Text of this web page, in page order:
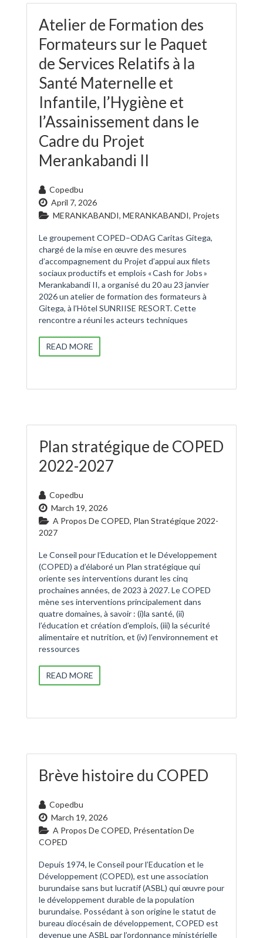
Atelier de Formation des
Formateurs sur le Paquet
de Services Relatifs à la
Santé Maternelle et
Infantile, l’Hygiène et
l’Assainissement dans le
Cadre du Projet
Merankabandi II
Copedbu
April 7, 2026
MERANKABANDI, MERANKABANDI, Projets
Le groupement COPED–ODAG Caritas Gitega,
chargé de la mise en œuvre des mesures
d’accompagnement du Projet d’appui aux filets
sociaux productifs et emplois « Cash for Jobs »
Merankabandi II, a organisé du 20 au 23 janvier
2026 un atelier de formation des formateurs à
Gitega, à l’Hôtel SUNRIISE RESORT. Cette
rencontre a réuni les acteurs techniques
READ MORE
Plan stratégique de COPED
2022-2027
Copedbu
March 19, 2026
A Propos De COPED, Plan Stratégique 2022-
2027
Le Conseil pour l’Education et le Développement
(COPED) a d’élaboré un Plan stratégique qui
oriente ses interventions durant les cinq
prochaines années, de 2023 à 2027. Le COPED
mène ses interventions principalement dans
quatre domaines, à savoir : (i)la santé, (ii)
l’éducation et création d’emplois, (iii) la sécurité
alimentaire et nutrition, et (iv) l’environnement et
ressources
READ MORE
Brève histoire du COPED
Copedbu
March 19, 2026
A Propos De COPED, Présentation De
COPED
Depuis 1974, le Conseil pour l’Education et le
Développement (COPED), est une association
burundaise sans but lucratif (ASBL) qui œuvre pour
le développement durable de la population
burundaise. Possédant à son origine le statut de
bureau diocésain de développement, COPED est
devenue une ASBL par l’ordonnance ministérielle